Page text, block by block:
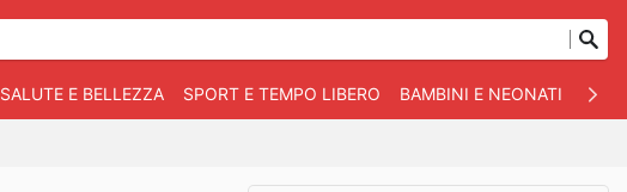
SALUTE E BELLEZZA SPORT E TEMPO LIBERO BAMBINI E NEONATI